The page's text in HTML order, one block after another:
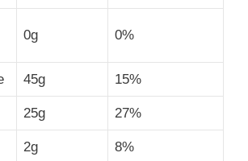
0g 0%
45g 15%
25g 27%
2g 8%